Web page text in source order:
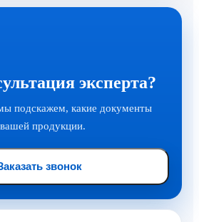
эксперта?
подскажем, какие документы
продукции.
звонок